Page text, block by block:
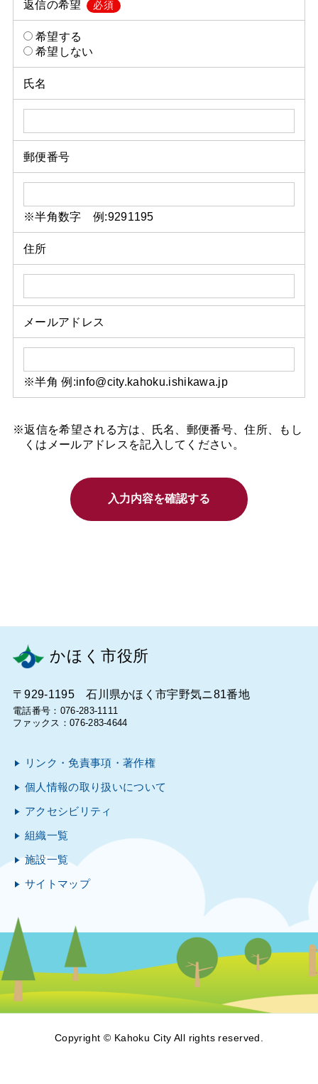
返信の希望 必須
希望する
希望しない
氏名
郵便番号
※半角数字 例:9291195
住所
メールアドレス
※半角 例:info@city.kahoku.ishikawa.jp
※返信を希望される方は、氏名、郵便番号、住所、もし
くはメールアドレスを記入してください。
入力内容を確認する
かほく市役所
〒929-1195 石川県かほく市宇野気ニ81番地
電話番号：076-283-1111
ファックス：076-283-4644
リンク・免責事項・著作権
個人情報の取り扱いについて
アクセシビリティ
組織一覧
施設一覧
サイトマップ
Copyright © Kahoku City All rights reserved.